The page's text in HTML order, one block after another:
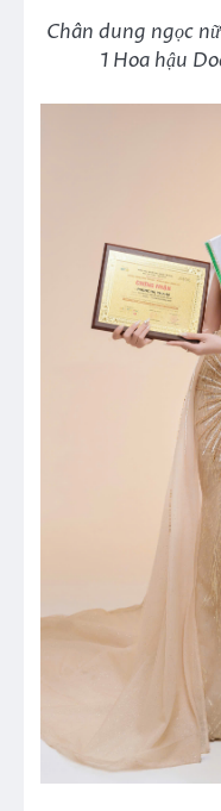
Chân dung ngọc
1 Hoa hậu